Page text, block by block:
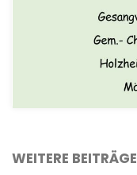
WEITERE BEITRÄGE